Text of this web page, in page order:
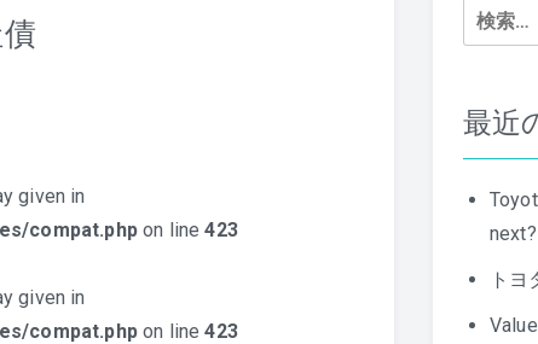
given in
compat.phpon line423
given in
compat.phpon line423
検
索:
最近
next?
ト